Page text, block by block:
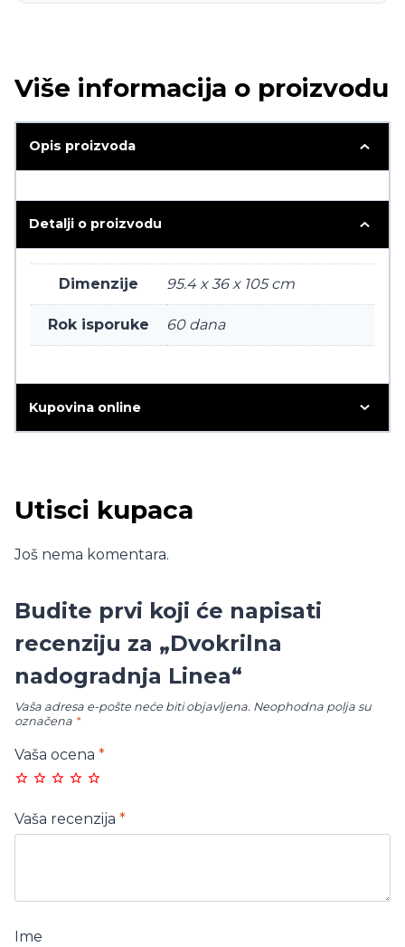
Više informacija o proizvodu
Opis proizvoda
Detalji o proizvodu
Dimenzije 95.4 x 36 x 105 cm
Rok isporuke 60 dana
Kupovina online
Utisci kupaca
Još nema komentara.
Budite prvi koji će napisati
recenziju za „Dvokrilna
nadogradnja Linea“
Vaša adresa e-pošte neće biti objavljena. Neophodna polja su
označena *
Vaša ocena *
Vaša recenzija *
Ime